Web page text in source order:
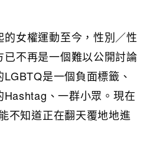
女權運動至今，性別／性
不再是一個難以公開討論
是一個負面標籤、
、一群小眾。現在
不知道正在翻天覆地地進